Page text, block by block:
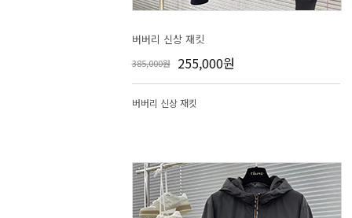
버버리 신상 재킷
385,000원 255,000원
버버리 신상 재킷